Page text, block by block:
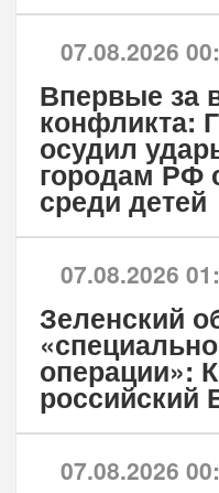
07.08.2026
Впервые за
конфликта:
осудил
городам РФ
среди детей
07.08.2026
Зеленский
операции»:
российский
07.08.2026